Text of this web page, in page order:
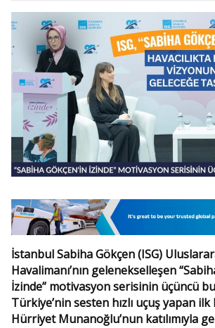
İstanbul Sabiha Gökçen (ISG)
Havalimanı’nın gelenekselleşen
İzinde” motivasyon serisinin üçüncü
Türkiye’nin sesten hızlı uçuş yapan
Hürriyet Munanoğlu’nun katılımıyla